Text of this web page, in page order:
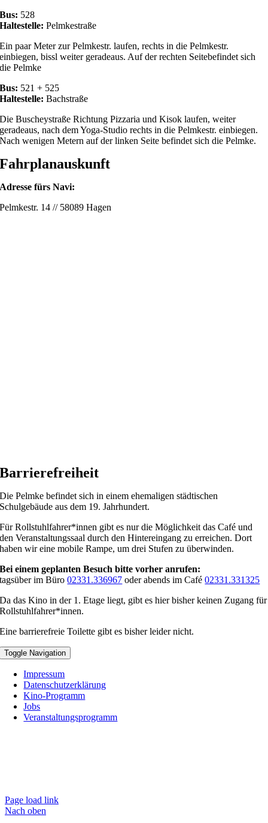
Bus: 528
Haltestelle: Pelmkestraße
Ein paar Meter zur Pelmkestr. laufen, rechts in die Pelmkestr.
einbiegen, bissl weiter geradeaus. Auf der rechten Seitebefindet sich
die Pelmke
Bus: 521 + 525
Haltestelle:Bachstraße
Die Buscheystraße Richtung Pizzaria und Kisok laufen, weiter
geradeaus, nach dem Yoga-Studio rechts in die Pelmkestr. einbiegen.
Nach wenigen Metern auf der linken Seite befindet sich die Pelmke.
Fahrplanauskunft
Adresse fürs Navi:
Pelmkestr. 14 // 58089 Hagen
Barrierefreiheit
Die Pelmke befindet sich in einem ehemaligen städtischen
Schulgebäude aus dem 19. Jahrhundert.
Für Rollstuhlfahrer*innen gibt es nur die Möglichkeit das Café und
den Veranstaltungssaal durch den Hintereingang zu erreichen. Dort
haben wir eine mobile Rampe, um drei Stufen zu überwinden.
Bei einem geplanten Besuch bitte vorher anrufen:
tagsüber im Büro02331.336967 oder abends im Café02331.331325
Da das Kino in der 1. Etage liegt, gibt es hier bisher keinen Zugang für
Rollstuhlfahrer*innen.
Eine barrierefreie Toilette gibt es bisher leider nicht.
Toggle Navigation
Impressum
Datenschutzerklärung
Kino-Programm
Jobs
Veranstaltungsprogramm
Page load link
Nach oben